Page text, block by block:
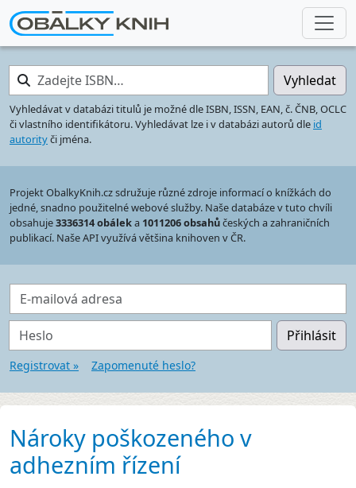
Zadejte ISBN… Vyhledat
Vyhledávat v databázi titulů je možné dle ISBN, ISSN, EAN, č. ČNB, OCLC
či vlastního identifikátoru. Vyhledávat lze i v databázi autorů dle id
autorityči jména.
Projekt ObalkyKnih.cz sdružuje různé zdroje informací o knížkách do
jedné, snadno použitelné webové služby. Naše databáze v tuto chvíli
obsahuje3336314 obáleka 1011206 obsahůčeských a zahraničních
publikací. Naše API využívá většina knihoven v ČR.
E-mailová adresa
Heslo Přihlásit
Registrovat » Zapomenuté heslo?
Nároky poškozeného v
adhezním řízení